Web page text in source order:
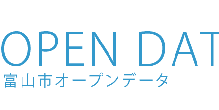
Skip to main content